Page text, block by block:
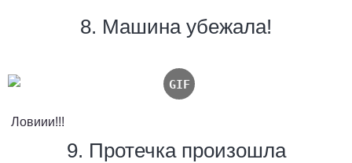
8. Машина убежала!
Ловиии!!!
9. Протечка произошла